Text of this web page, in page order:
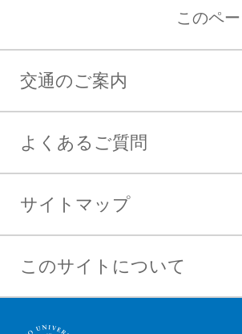
このペ
交通のご案内
よくあるご質問
サイトマップ
このサイトについて